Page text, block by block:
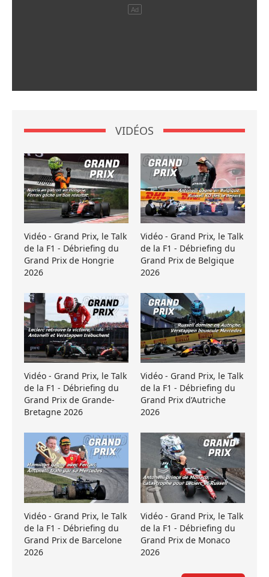
VIDÉOS
Vidéo - Grand Prix, le Talk
de la F1 - Débriefing du
Grand Prix de Hongrie
2026
Vidéo - Grand Prix, le Talk
de la F1 - Débriefing du
Grand Prix de Belgique
2026
Vidéo - Grand Prix, le Talk
de la F1 - Débriefing du
Grand Prix de Grande-
Bretagne 2026
Vidéo - Grand Prix, le Talk
de la F1 - Débriefing du
Grand Prix d’Autriche
2026
Vidéo - Grand Prix, le Talk
de la F1 - Débriefing du
Grand Prix de Barcelone
2026
Vidéo - Grand Prix, le Talk
de la F1 - Débriefing du
Grand Prix de Monaco
2026